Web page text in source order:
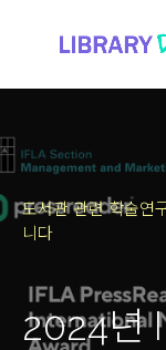
도서관 관련 학술연
니다
2024년